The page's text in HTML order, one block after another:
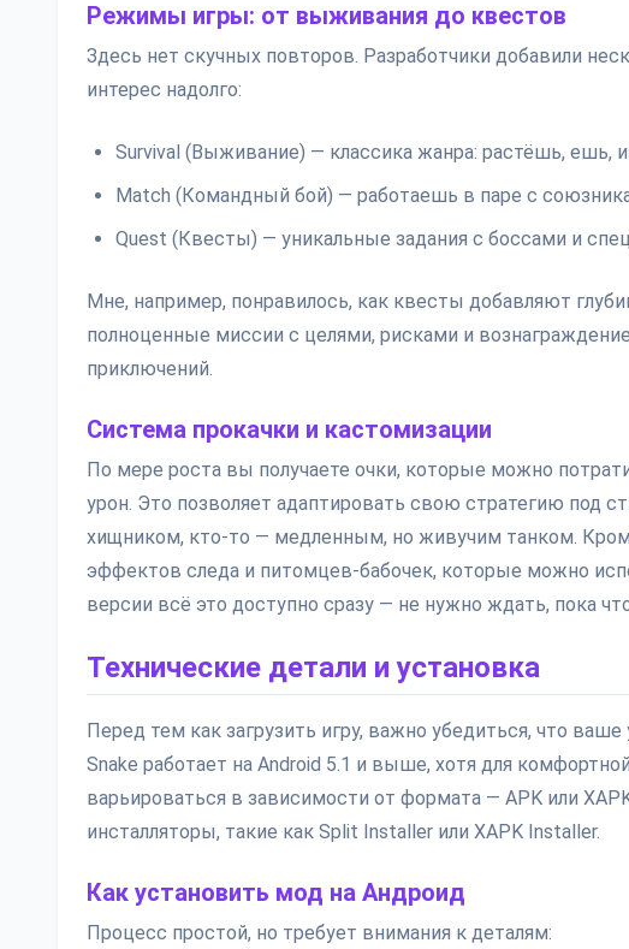
Режимы игры: от выживания до квестов
Здесь нет скучных повторов. Разработчики добавили
интерес надолго:
Survival (Выживание) — классика жанра: растёшь, ешь,
Match (Командный бой) — работаешь в паре с
Quest (Квесты) — уникальные задания с боссами и
Мне, например, понравилось, как квесты добавляют
полноценные миссии с целями, рисками и
приключений.
Система прокачки и кастомизации
По мере роста вы получаете очки, которые можно
урон. Это позволяет адаптировать свою стратегию под
хищником, кто-то — медленным, но живучим танком.
эффектов следа и питомцев-бабочек, которые можно
версии всё это доступно сразу — не нужно ждать, пока
Технические детали и установка
Перед тем как загрузить игру, важно убедиться, что
Snake работает на Android 5.1 и выше, хотя для
варьироваться в зависимости от формата — APK или
инсталляторы, такие как Split Installer или XAPK Installer.
Как установить мод на Андроид
Процесс простой, но требует внимания к деталям: